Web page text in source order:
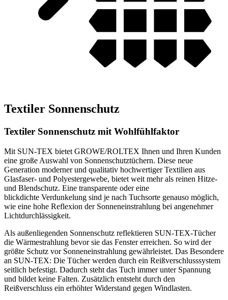
Textiler Sonnenschutz
Textiler Sonnenschutz mit Wohlfühlfaktor
Mit SUN-TEX bietet GROWE/ROLTEX Ihnen und Ihren Kunden
eine große Auswahl von Sonnenschutztüchern. Diese neue
Generation moderner und qualitativ hochwertiger Textilien aus
Glasfaser- und Polyestergewebe, bietet weit mehr als reinen Hitze-
und Blendschutz. Eine transparente oder eine
blickdichte Verdunkelung sind je nach Tuchsorte genauso möglich,
wie eine hohe Reflexion der Sonneneinstrahlung bei angenehmer
Lichtdurchlässigkeit.
Als außenliegenden Sonnenschutz reflektieren SUN-TEX-Tücher
die Wärmestrahlung bevor sie das Fenster erreichen. So wird der
größte Schutz vor Sonneneinstrahlung gewährleistet. Das Besondere
an SUN-TEX: Die Tücher werden durch ein Reißverschlusssystem
seitlich befestigt. Dadurch steht das Tuch immer unter Spannung
und bildet keine Falten. Zusätzlich entsteht durch den
Reißverschluss ein erhöhter Widerstand gegen Windlasten.